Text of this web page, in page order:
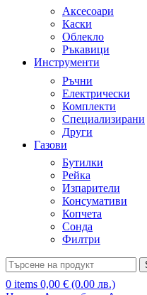
Аксесоари
Каски
Облекло
Ръкавици
Инструменти
Ръчни
Електрически
Комплекти
Специализирани
Други
Газови
Бутилки
Рейка
Изпарители
Консумативи
Копчета
Сонда
Филтри
0 items 0,00 € (0.00 лв.)